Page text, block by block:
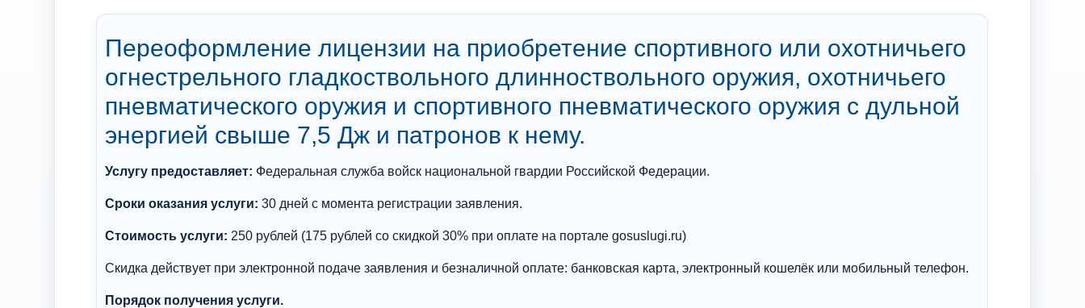
Переоформление лицензии на приобретение спортивного или охотничьего
огнестрельного гладкоствольного длинноствольного оружия, охотничьего
пневматического оружия и спортивного пневматического оружия с дульной
энергией свыше 7,5 Дж и патронов к нему.
Услугу предоставляет: Федеральная служба войск национальной гвардии Российской Федерации.
Сроки оказания услуги: 30 дней с момента регистрации заявления.
Стоимость услуги: 250 рублей (175 рублей со скидкой 30% при оплате на портале gosuslugi.ru)
Скидка действует при электронной подаче заявления и безналичной оплате: банковская карта, электронный кошелёк или мобильный телефон.
Порядок получения услуги.